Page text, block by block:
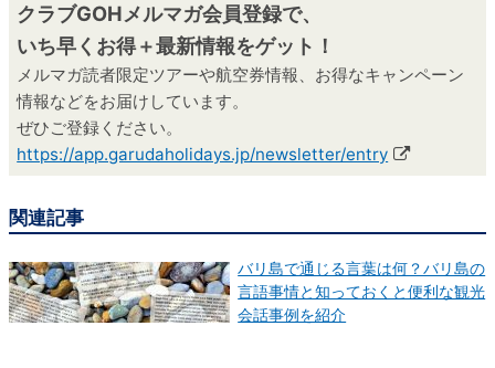
クラブGOHメルマガ会員登録で、
いち早くお得＋最新情報をゲット！
メルマガ読者限定ツアーや航空券情報、お得なキャンペーン
情報などをお届けしています。
ぜひご登録ください。
https://app.garudaholidays.jp/newsletter/entry
関連記事
バリ島で通じる言葉は何？バリ島の
言語事情と知っておくと便利な観光
会話事例を紹介